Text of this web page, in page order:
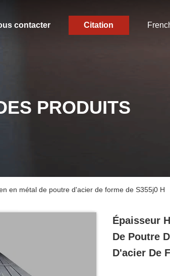
contacter Citation
PRODUITS
en métal de poutre d'acier de forme de S355j0 H
Épaisseur
De Poutre
D'acier De